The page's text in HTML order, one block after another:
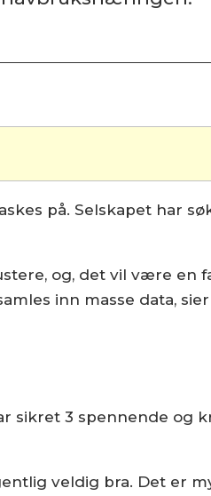
på. Selskapet har
og, det vil være en
inn masse data, sier
sikret 3 spennende og
veldig bra. Det er